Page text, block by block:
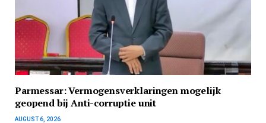
Parmessar: Vermogensverklaringen mogelijk
geopend bij Anti-corruptie unit
AUGUST 6, 2026